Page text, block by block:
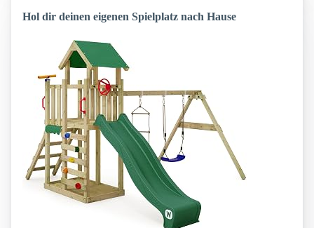
Hol dir deinen eigenen Spielplatz nach Hause